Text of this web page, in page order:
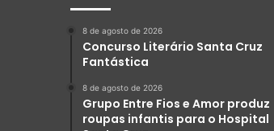
8 de agosto de 2026
Concurso Literário Santa Cruz
Fantástica
8 de agosto de 2026
Grupo Entre Fios e Amor produz
roupas infantis para o Hospital